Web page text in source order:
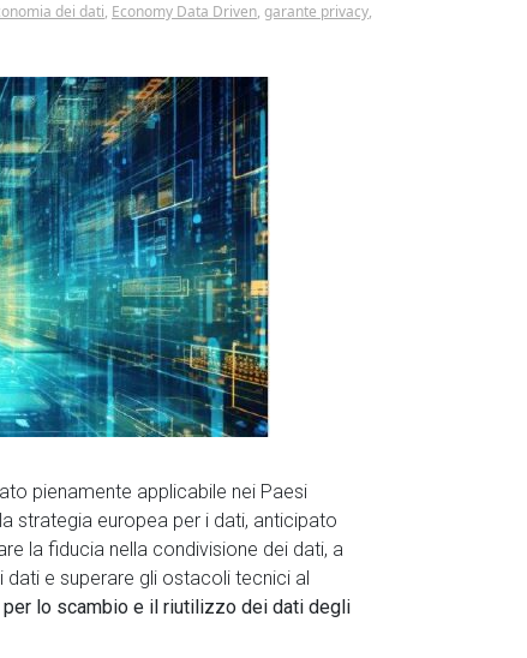
dei dati, Economy Data Driven, garante privacy,
pienamente applicabile nei Paesi
strategia europea per i dati, anticipato
la fiducia nella condivisione dei dati, a
e superare gli ostacoli tecnici al
per lo scambio e il riutilizzo dei dati degli